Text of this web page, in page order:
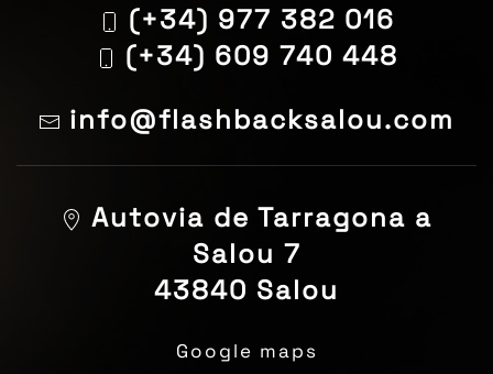
(+34) 977 382 016
(+34) 609 740 448
info@flashbacksalou.com
Autovia de Tarragona a
Salou 7
43840 Salou
Google maps